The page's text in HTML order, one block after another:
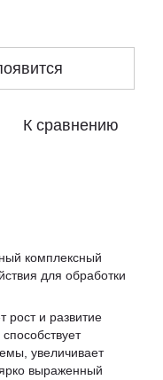
К сравнению
комплексный
для обработки
рост и развитие
увеличивает
выраженный